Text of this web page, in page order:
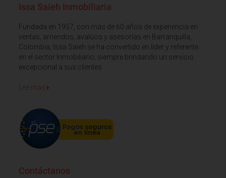
Issa Saieh Inmobiliaria
Fundada en 1957, con más de 60 años de experiencia en
ventas, arriendos, avalúos y asesorías en Barranquilla,
Colombia, Issa Saieh se ha convertido en líder y referente
en el sector Inmobiliario, siempre brindando un servicio
excepcional a sus clientes
Lee mas
Contáctanos